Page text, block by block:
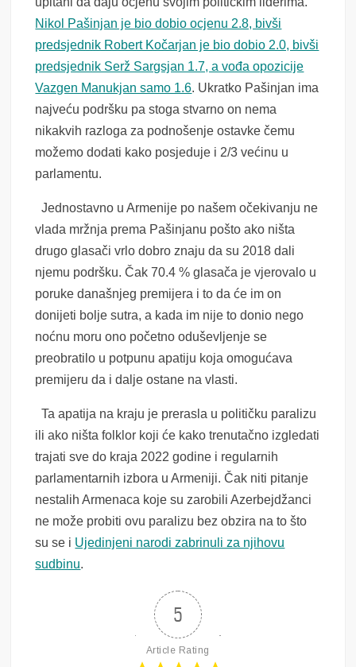
Nikol Pašinjan je bio dobio ocjenu 2.8, bivši
predsjednik Robert Kočarjan je bio dobio 2.0, bivši
predsjednik Serž Sargsjan 1.7, a vođa opozicije
Vazgen Manukjan samo 1.6. Ukratko Pašinjan ima
najveću podršku pa stoga stvarno on nema
nikakvih razloga za podnošenje ostavke čemu
možemo dodati kako posjeduje i 2/3 većinu u
parlamentu.
Jednostavno u Armenije po našem očekivanju ne
vlada mržnja prema Pašinjanu pošto ako ništa
drugo glasači vrlo dobro znaju da su 2018 dali
njemu podršku. Čak 70.4 % glasača je vjerovalo u
poruke današnjeg premijera i to da će im on
donijeti bolje sutra, a kada im nije to donio nego
noćnu moru ono početno oduševljenje se
preobratilo u potpunu apatiju koja omogućava
premijeru da i dalje ostane na vlasti.
Ta apatija na kraju je prerasla u političku paralizu
ili ako ništa folklor koji će kako trenutačno izgledati
trajati sve do kraja 2022 godine i regularnih
parlamentarnih izbora u Armeniji. Čak niti pitanje
nestalih Armenaca koje su zarobili Azerbejdžanci
ne može probiti ovu paralizu bez obzira na to što
su se i Ujedinjeni narodi zabrinuli za njihovu
sudbinu.
5
Article Rating